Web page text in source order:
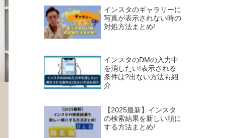
インスタのギャラリーに
写真が表示されない時の
対処方法まとめ!
インスタのDMの入力中
を消したい!表示される
条件は?出ない方法も紹
介
【2025最新】インスタ
の検索結果を新しい順に
する方法まとめ!